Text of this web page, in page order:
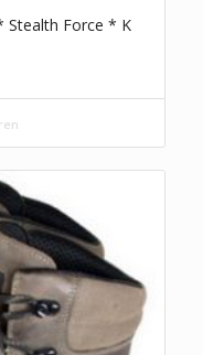
Stealth Force * K